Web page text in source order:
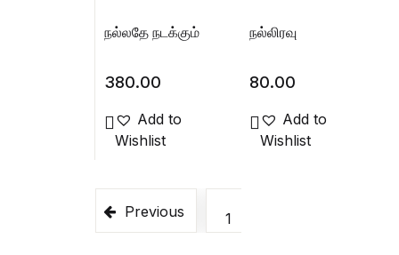
நல்லதே நடக்கும்
380.00
Add to
Wishlist
நல்லிரவு
80.00
Add to
Wishlist
Previous 1